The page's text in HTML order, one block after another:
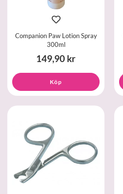
Companion Paw Lotion Spray
300ml
149,90 kr
Köp